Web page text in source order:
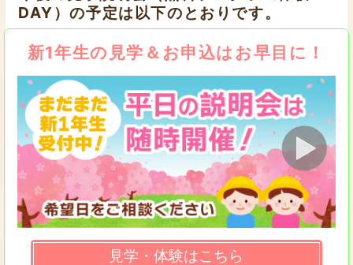
DAY）の予定は以下のとおりです。
新1年生の見学＆お申込はお早目に！
見学・体験はこちら